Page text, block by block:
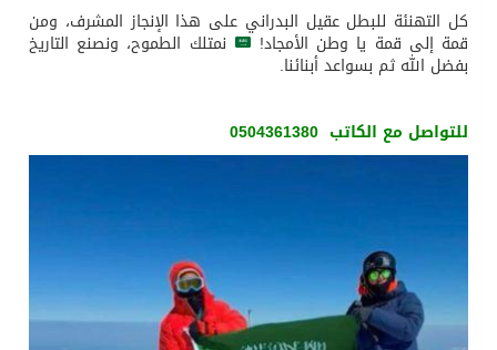
كل التهنئة للبطل عقيل البدراني على هذا الإنجاز المشرف، ومن
قمة إلى قمة يا وطن الأمجاد! نمتلك الطموح، ونصنع التاريخ
بفضل الله ثم بسواعد أبنائنا.
للتواصل مع الكاتب 0504361380